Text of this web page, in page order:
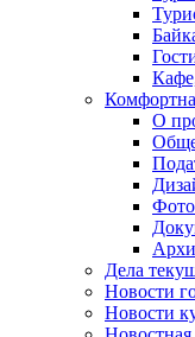
О
Дела
Новости
Новости